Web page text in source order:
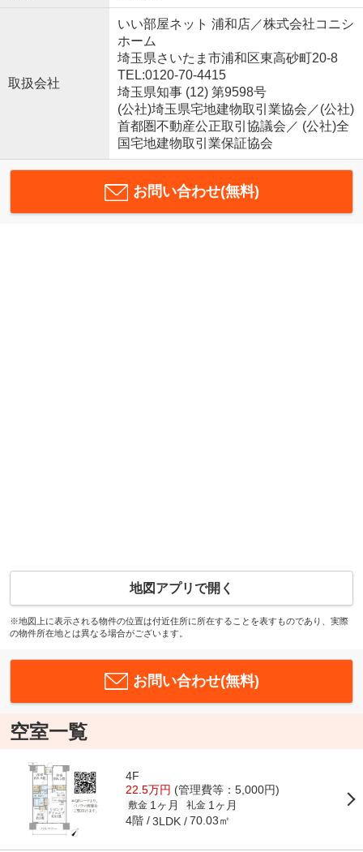
取扱会社
いい部屋ネット 浦和店／株式会社コニシ
ホーム
埼玉県さいたま市浦和区東高砂町20-8
TEL:0120-70-4415
埼玉県知事 (12) 第9598号
(公社)埼玉県宅地建物取引業協会／(公社)
首都圏不動産公正取引協議会／ (公社)全
国宅地建物取引業保証協会
お問い合わせ(無料)
地図アプリで開く
※地図上に表示される物件の位置は付近住所に所在することを表すものであり、実際
の物件所在地とは異なる場合がございます。
お問い合わせ(無料)
空室一覧
4F
22.5万円 (管理費等：5,000円)
敷金 1ヶ月 礼金 1ヶ月
4階 3LDK 70.03㎡